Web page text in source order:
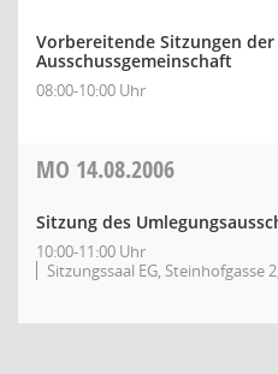
Vorbereitende Sitzungen
Ausschussgemeinschaft
08:00-10:00 Uhr
MO 14.08.2006
Sitzung des
10:00-11:00 Uhr
Sitzungssaal EG, Steinhofgasse